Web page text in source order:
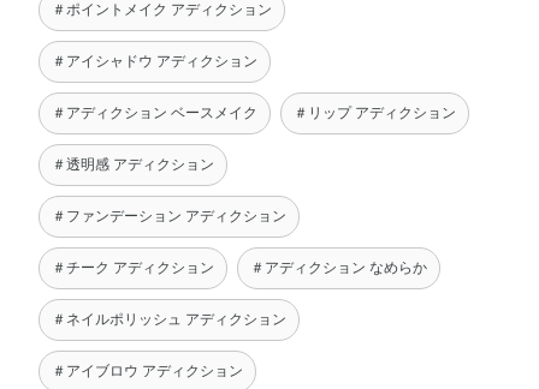
＃ポイントメイク アディクション
＃アイシャドウ アディクション
＃アディクション ベースメイク ＃リップ アディクション
＃透明感 アディクション
＃ファンデーション アディクション
＃チーク アディクション ＃アディクション なめらか
＃ネイルポリッシュ アディクション
＃アイブロウ アディクション